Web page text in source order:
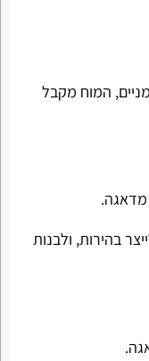
המוח מקבל
מדאגה.
בהירות, ולבנות